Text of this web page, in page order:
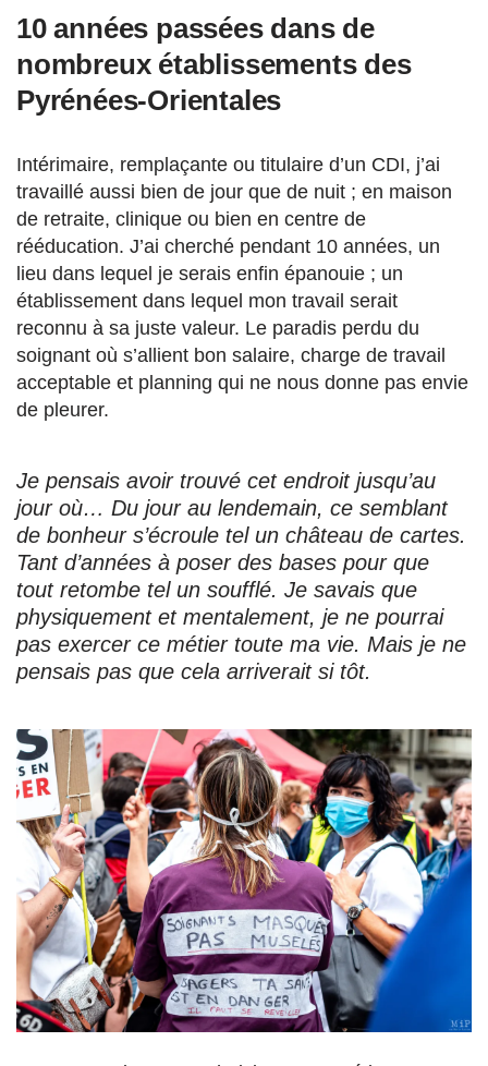
10 années passées dans de
nombreux établissements des
Pyrénées-Orientales
Intérimaire, remplaçante ou titulaire d’un CDI, j’ai
travaillé aussi bien de jour que de nuit ; en maison
de retraite, clinique ou bien en centre de
rééducation. J’ai cherché pendant 10 années, un
lieu dans lequel je serais enfin épanouie ; un
établissement dans lequel mon travail serait
reconnu à sa juste valeur. Le paradis perdu du
soignant où s’allient bon salaire, charge de travail
acceptable et planning qui ne nous donne pas envie
de pleurer.
Je pensais avoir trouvé cet endroit jusqu’au
jour où… Du jour au lendemain, ce semblant
de bonheur s’écroule tel un château de cartes.
Tant d’années à poser des bases pour que
tout retombe tel un soufflé. Je savais que
physiquement et mentalement, je ne pourrai
pas exercer ce métier toute ma vie. Mais je ne
pensais pas que cela arriverait si tôt.